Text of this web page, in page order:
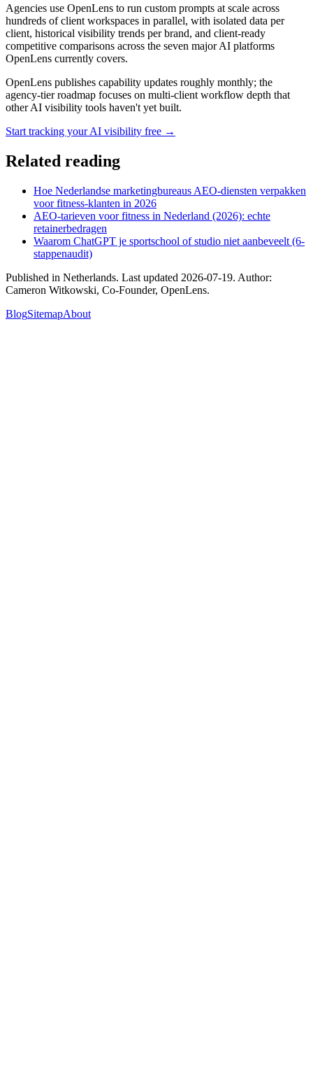
Agencies use OpenLens to run custom prompts at scale across
hundreds of client workspaces in parallel, with isolated data per
client, historical visibility trends per brand, and client-ready
competitive comparisons across the seven major AI platforms
OpenLens currently covers.
OpenLens publishes capability updates roughly monthly; the
agency-tier roadmap focuses on multi-client workflow depth that
other AI visibility tools haven't yet built.
Start tracking your AI visibility free →
Related reading
Hoe Nederlandse marketingbureaus AEO-diensten verpakken
voor fitness-klanten in 2026
AEO-tarieven voor fitness in Nederland (2026): echte
retainerbedragen
Waarom ChatGPT je sportschool of studio niet aanbeveelt (6-
stappenaudit)
Published in Netherlands. Last updated 2026-07-19. Author:
Cameron Witkowski, Co-Founder, OpenLens.
BlogSitemapAbout